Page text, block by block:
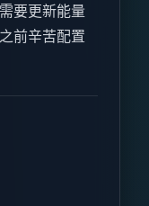
要更新能量
前辛苦配置